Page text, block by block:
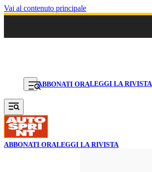
Vai al contenuto principale
ABBONATI ORALEGGI LA RIVISTA
ABBONATI ORALEGGI LA RIVISTA